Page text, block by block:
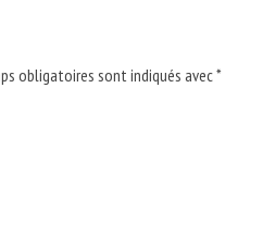
obligatoires sont indiqués avec*